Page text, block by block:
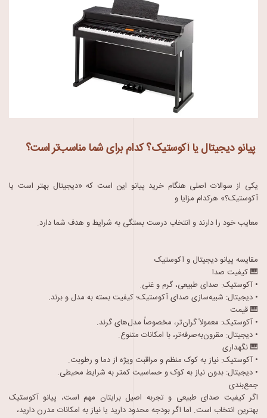
پیانو دیجیتال یا آکوستیک؟ کدام برای شما مناسب‌تر است؟
یکی از سوالات اصلی هنگام خرید پیانو این است که «دیجیتال بهتر است یا
آکوستیک؟» هرکدام مزایا و
معایب خود را دارند و انتخاب درست بستگی به شرایط و هدف شما دارد.
مقایسه پیانو دیجیتال و آکوستیک
🎹 کیفیت صدا
• آکوستیک: صدای طبیعی، گرم و غنی.
• دیجیتال: شبیه‌سازی صدای آکوستیک؛ کیفیت بسته به مدل و برند.
🎹 قیمت
• آکوستیک: معمولاً گران‌تر، مخصوصاً مدل‌های گرند.
• دیجیتال: مقرون‌به‌صرفه‌تر، با امکانات متنوع.
🎹 نگهداری
• آکوستیک: نیاز به کوک منظم و مراقبت ویژه از دما و رطوبت.
• دیجیتال: بدون نیاز به کوک و حساسیت کمتر به شرایط محیطی.
جمع‌بندی
اگر کیفیت صدای طبیعی و تجربه اصیل برایتان مهم است، پیانو آکوستیک
بهترین انتخاب است. اما اگر بودجه محدود دارید یا نیاز به امکانات مدرن دارید،